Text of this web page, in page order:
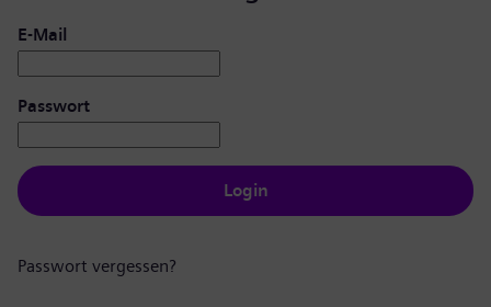
Login: Benutzer und Passwort
E-Mail
Passwort
Login
Passwort vergessen?